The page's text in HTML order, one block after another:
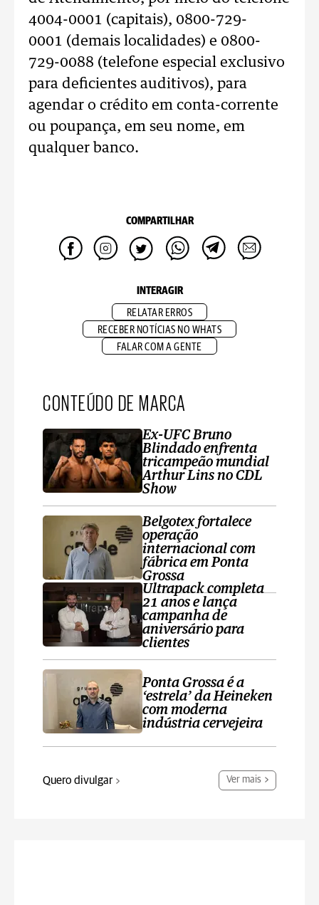
4004-0001 (capitais), 0800-729-
0001 (demais localidades) e 0800-
729-0088 (telefone especial exclusivo
para deficientes auditivos), para
agendar o crédito em conta-corrente
ou poupança, em seu nome, em
qualquer banco.
COMPARTILHAR
INTERAGIR
RELATAR ERROS
RECEBER NOTÍCIAS NO WHATS
FALAR COM A GENTE
CONTEÚDO DE MARCA
Ex-UFC Bruno
Blindado enfrenta
tricampeão mundial
Arthur Lins no CDL
Show
Belgotex fortalece
operação
internacional com
fábrica em Ponta
Grossa
Ultrapack completa
21 anos e lança
campanha de
aniversário para
clientes
Ponta Grossa é a
‘estrela’ da Heineken
com moderna
indústria cervejeira
Quero divulgar Ver mais